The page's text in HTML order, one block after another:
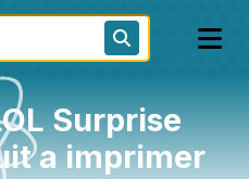
Surprise
a imprimer